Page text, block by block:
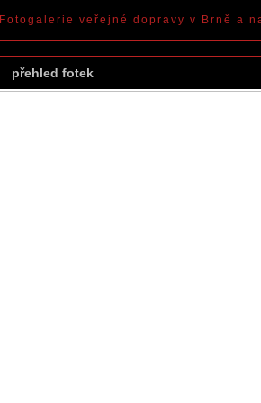
přehled fotek
Fotogalerie veřejné dopravy v Brně a